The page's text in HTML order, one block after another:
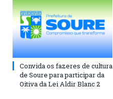
Convida os fazeres de cultura
de Soure para participar da
Oitiva da Lei Aldir Blanc 2